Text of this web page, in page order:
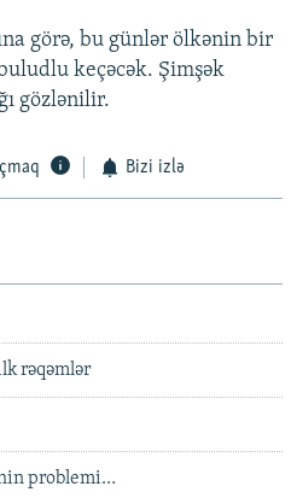
görə, bu günlər ölkənin bir
keçəcək. Şimşək
gözlənilir.
Bizi izlə
rəqəmlər
problemi…